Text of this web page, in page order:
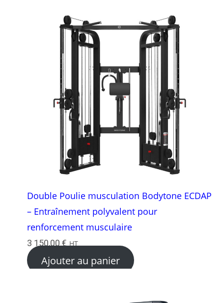
Double Poulie musculation Bodytone ECDAP
– Entraînement polyvalent pour
renforcement musculaire
3 150,00 € HT
Ajouter au panier